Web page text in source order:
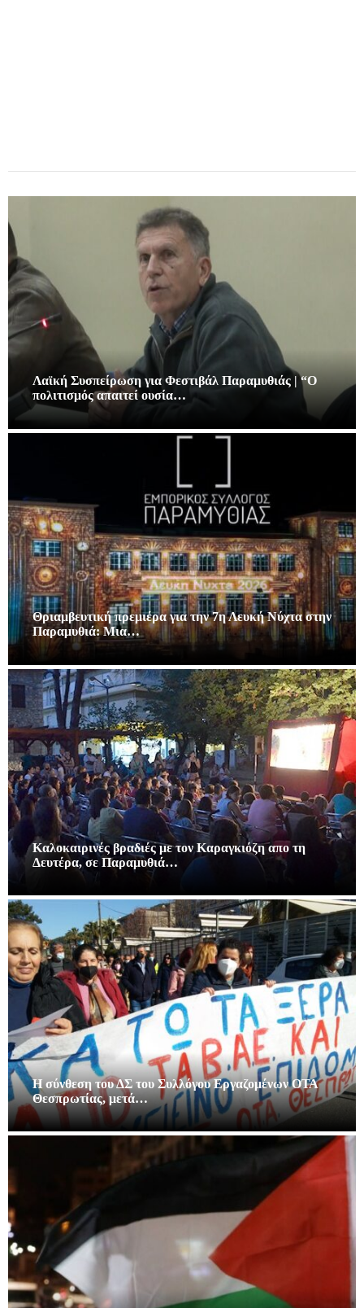
Λαϊκή Συσπείρωση για Φεστιβάλ Παραμυθιάς | “Ο
πολιτισμός απαιτεί ουσία…
Θριαμβευτική πρεμιέρα για την 7η Λευκή Νύχτα στην
Παραμυθιά: Μια…
Καλοκαιρινές βραδιές με τον Καραγκιόζη απο τη
Δευτέρα, σε Παραμυθιά…
Η σύνθεση του ΔΣ του Συλλόγου Εργαζομένων ΟΤΑ
Θεσπρωτίας, μετά…